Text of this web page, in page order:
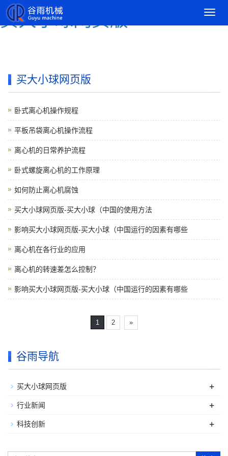
买大小球网页版
导
买大小球网页版
卧式离心机操作规程
平板吊袋离心机操作流程
离心机的日常养护流程
卧式螺旋离心机的工作原理
如何防止离心机腐蚀
买大小球网页版-买大小球（中国的使用方法
影响买大小球网页版-买大小球（中国运行的因素有哪些
离心机在各行业的应用
离心机的转速差怎么控制？
影响买大小球网页版-买大小球（中国运行的因素有哪些
1 2 »
谷雨导航
买大小球网页版 +
行业新闻 +
科技创新 +